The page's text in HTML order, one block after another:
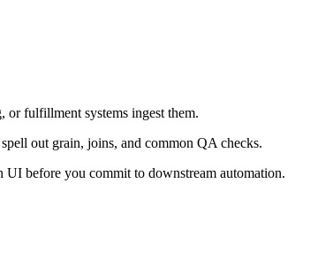
or fulfillment systems ingest them.
out grain, joins, and common QA checks.
UI before you commit to downstream automation.